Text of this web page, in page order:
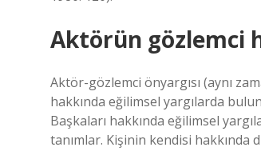
Aktörün gözlemci
Aktör-gözlemci önyargısı (aynı
hakkında eğilimsel yargılarda
Başkaları hakkında eğilimsel
tanımlar. Kişinin kendisi hakkında